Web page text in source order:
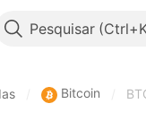
Pesquisar
Bitcoin